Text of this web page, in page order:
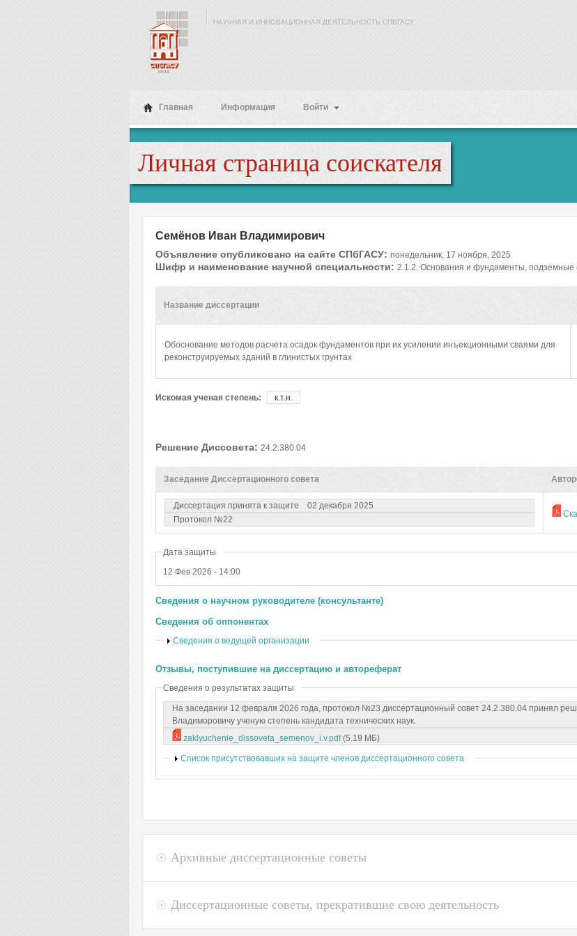
НАУЧНАЯ И ИННОВАЦИОННАЯ ДЕЯТЕЛЬНОСТЬ СПБГАСУ
Главная Информация Войти
Личная страница соискателя
Семёнов Иван Владимирович
Объявление опубликовано на сайте СПбГАСУ: понедельник, 17 ноября, 2025
Шифр и наименование научной специальности: 2.1.2. Основания и фундаменты, подземные
Название диссертации
Обоснование методов расчета осадок фундаментов при их усилении инъекционными сваями для
реконструируемых зданий в глинистых грунтах
Искомая ученая степень: к.т.н.
Решение Диссовета: 24.2.380.04
Заседание Диссертационного совета
Диссертация принята к защите
02 декабря 2025
Протокол №22
Дата защиты
12 Фев 2026 - 14:00
Сведения о научном руководителе (консультанте)
Сведения об оппонентах
Показать
Сведения о ведущей организации
Отзывы, поступившие на диссертацию и автореферат
Сведения о результатах защиты
На заседании 12 февраля 2026 года, протокол №23 диссертационный совет 24.2.380.04 принял
Владиморовичу ученую степень кандидата технических наук.
zaklyuchenie_dissoveta_semenov_i.v.pdf (5.19 МБ)
Показать
Список присутствовавших на защите членов диссертационного совета
Архивные диссертационные советы
Диссертационные советы, прекратившие свою деятельность